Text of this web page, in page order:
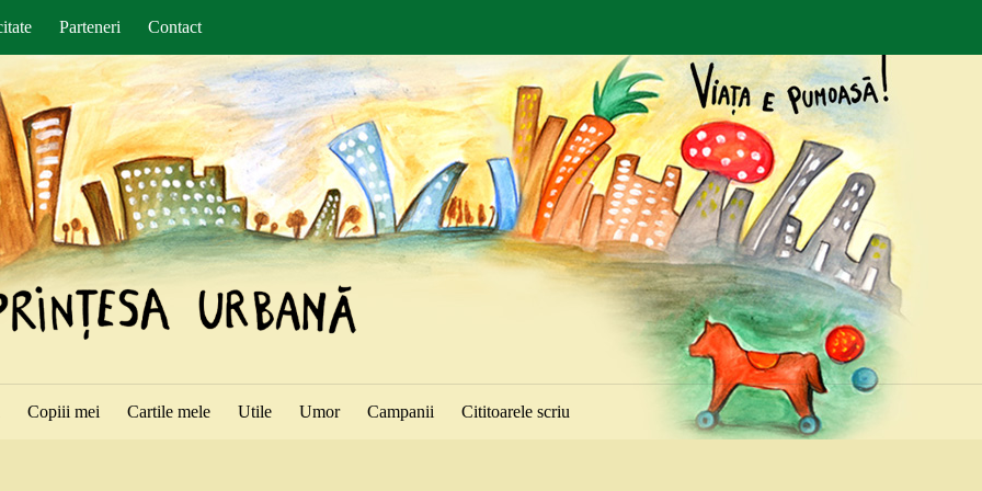
Parteneri Contact
Copiii mei Cartile mele Utile Umor Campanii Cititoarele scriu